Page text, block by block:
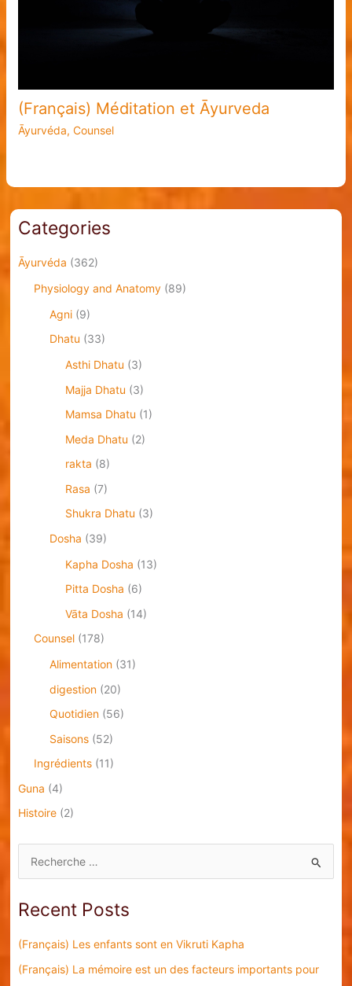
(Français) Méditation et Āyurveda
Āyurvéda, Counsel
Categories
Āyurvéda (362)
Physiology and Anatomy(89)
Agni(9)
Dhatu (33)
Asthi Dhatu (3)
Majja Dhatu (3)
Mamsa Dhatu (1)
Meda Dhatu (2)
rakta (8)
Rasa (7)
Shukra Dhatu (3)
Dosha (39)
Kapha Dosha (13)
Pitta Dosha (6)
Vāta Dosha (14)
Counsel(178)
Alimentation(31)
digestion(20)
Quotidien(56)
Saisons(52)
Ingrédients(11)
Guna (4)
Histoire(2)
e
r
c
h
Recent Posts
(Français) Les enfants sont en Vikruti Kapha
(Français) La mémoire est un des facteurs importants pour